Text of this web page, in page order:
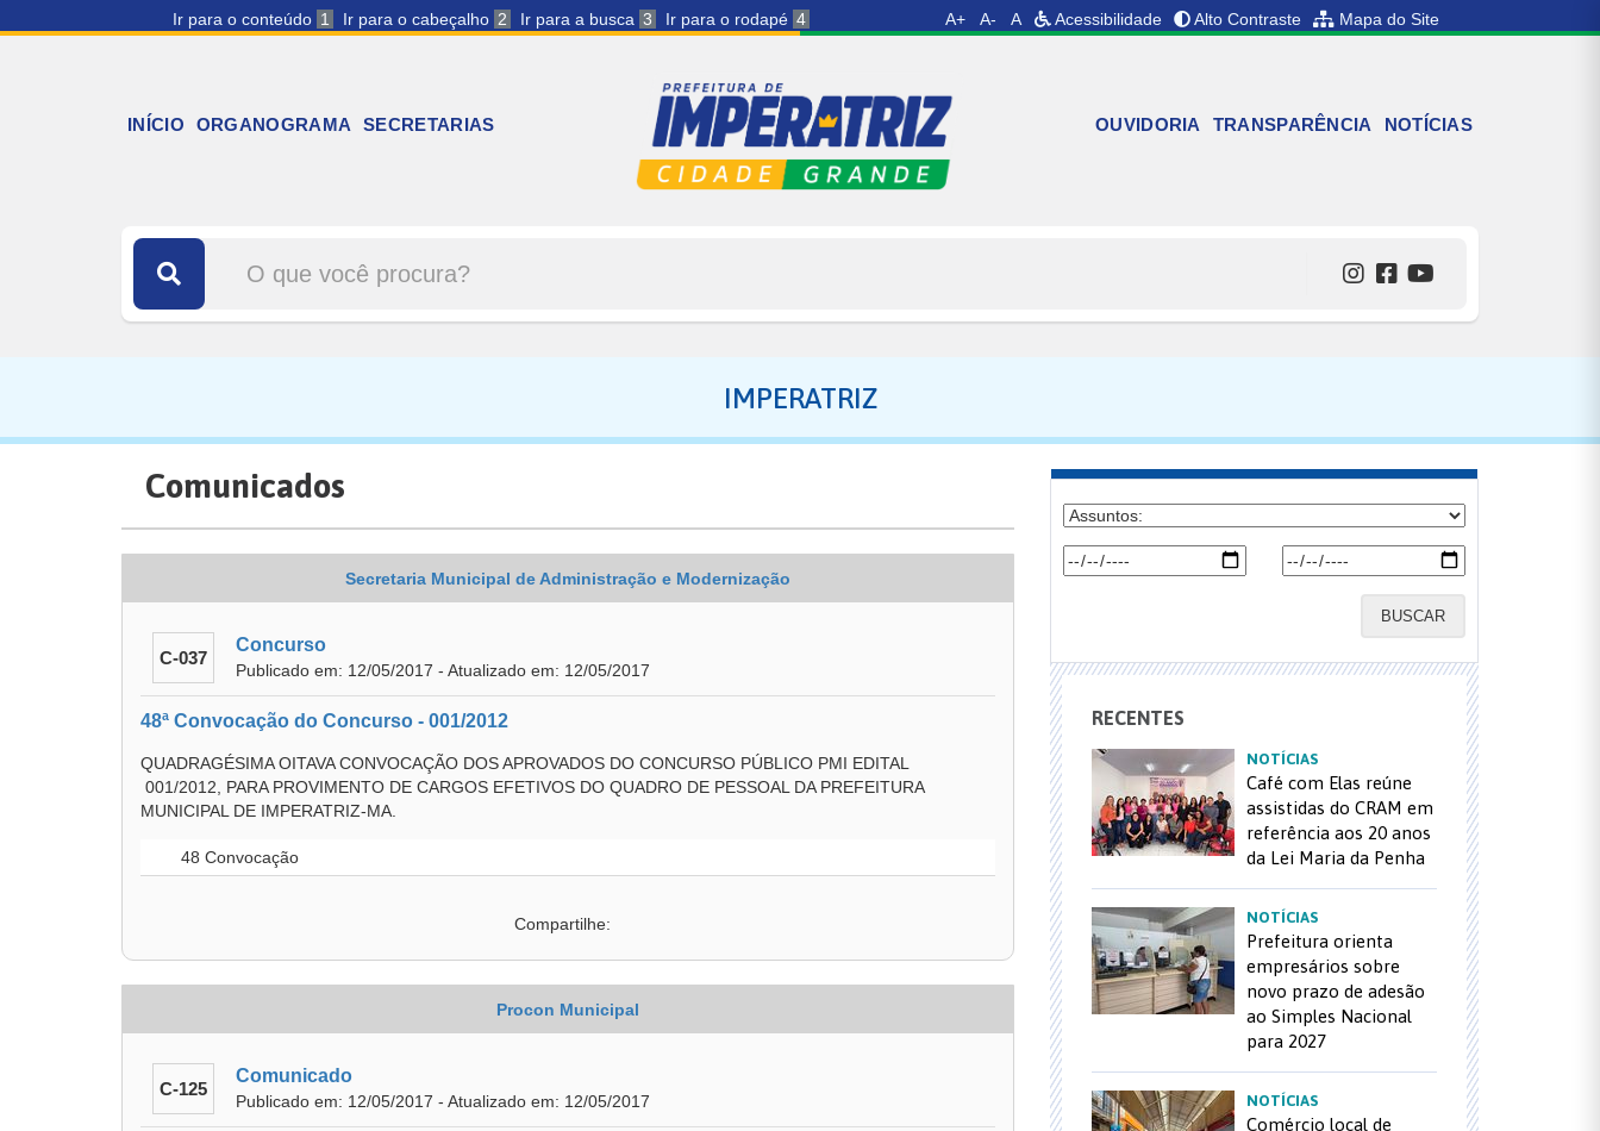
Ir para o conteúdo 1 Ir para o cabeçalho 2 Ir para a busca 3 Ir para o rodapé 4 A+ A- A Acessibilidade Alto Contraste Mapa do Site
INÍCIO ORGANOGRAMA SECRETARIAS OUVIDORIA TRANSPARÊNCIA NOTÍCIAS
IMPERATRIZ
Comunicados
Secretaria Municipal de Administração e Modernização
C-037
Concurso
Publicado em: 12/05/2017 - Atualizado em: 12/05/2017
48ª Convocação do Concurso - 001/2012
QUADRAGÉSIMA OITAVA CONVOCAÇÃO DOS APROVADOS DO CONCURSO PÚBLICO PMI EDITAL
001/2012, PARA PROVIMENTO DE CARGOS EFETIVOS DO QUADRO DE PESSOAL DA PREFEITURA
MUNICIPAL DE IMPERATRIZ-MA.
48 Convocação
Compartilhe:
Procon Municipal
C-125
Comunicado
Publicado em: 12/05/2017 - Atualizado em: 12/05/2017
BUSCAR
RECENTES
NOTÍCIAS
Café com Elas reúne
assistidas do CRAM em
referência aos 20 anos
da Lei Maria da Penha
NOTÍCIAS
Prefeitura orienta
empresários sobre
novo prazo de adesão
ao Simples Nacional
para 2027
NOTÍCIAS
Comércio local de